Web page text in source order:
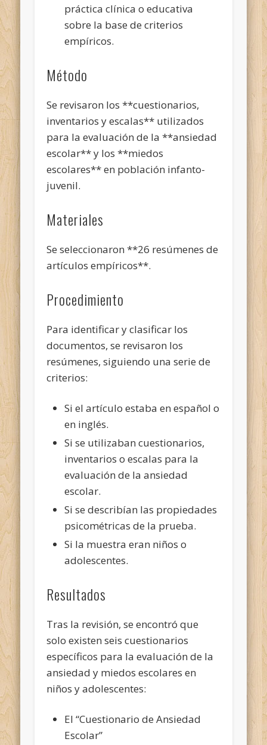
práctica clínica o educativa
sobre la base de criterios
empíricos.
Método
Se revisaron los **cuestionarios,
inventarios y escalas** utilizados
para la evaluación de la **ansiedad
escolar** y los **miedos
escolares** en población infanto-
juvenil.
Materiales
Se seleccionaron **26 resúmenes de
artículos empíricos**.
Procedimiento
Para identificar y clasificar los
documentos, se revisaron los
resúmenes, siguiendo una serie de
criterios:
Si el artículo estaba en español o
en inglés.
Si se utilizaban cuestionarios,
inventarios o escalas para la
evaluación de la ansiedad
escolar.
Si se describían las propiedades
psicométricas de la prueba.
Si la muestra eran niños o
adolescentes.
Resultados
Tras la revisión, se encontró que
solo existen seis cuestionarios
específicos para la evaluación de la
ansiedad y miedos escolares en
niños y adolescentes:
El “Cuestionario de Ansiedad
Escolar”